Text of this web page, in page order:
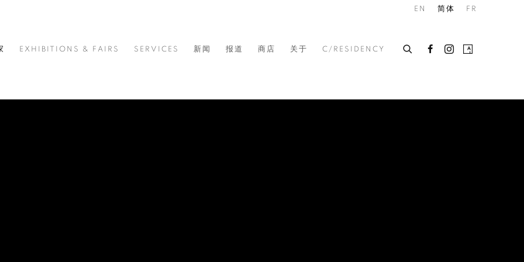
EXHIBITIONS & FAIRS SERVICES 新闻 报道 商店 关于 C/RESIDENCY
EN 简体 FR